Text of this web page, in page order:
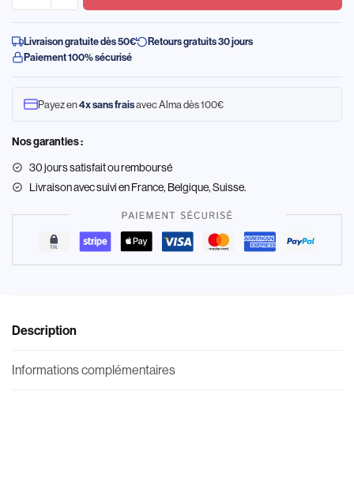
Livraison gratuite dès 50€
Retours gratuits 30 jours
Paiement 100% sécurisé
Payez en4x sans fraisavec Alma dès 100€
Nos garanties :
30 jours satisfait ou remboursé
Livraisonavec suivi en France, Belgique, Suisse.
Description
Informations complémentaires